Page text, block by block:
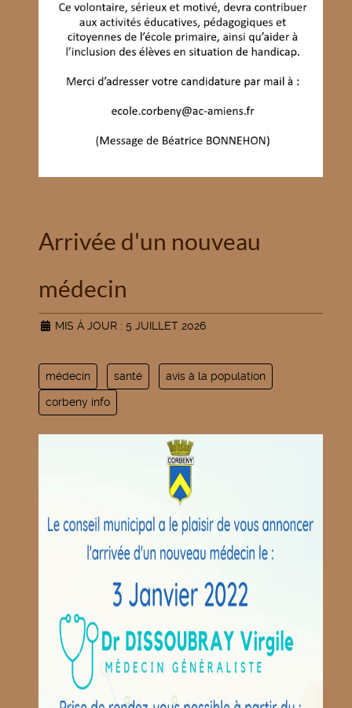
Arrivée d'un nouveau
médecin
MIS À JOUR : 5 JUILLET 2026
médecin santé avis à la population
corbeny info